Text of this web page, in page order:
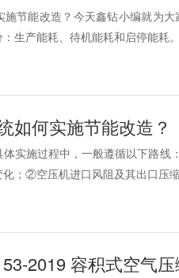
施节能改造？今天鑫钻小编就为
生产能耗、待机能耗和启停能耗
如何实施节能改造？
实施过程中，一般遵循以下路
；②空压机进口风阻及其出口压
2019 容积式空气